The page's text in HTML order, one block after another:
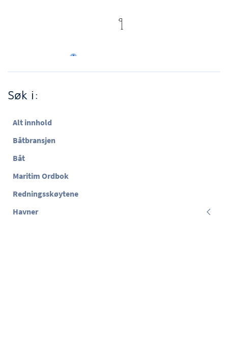
Søk i:
Alt innhold
Båtbransjen
Båt
Maritim Ordbok
Redningsskøytene
Havner